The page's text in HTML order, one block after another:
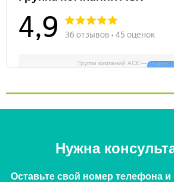
Группа компаний АСК — Яндекс
Нужна
Оставьте свой номер телефона